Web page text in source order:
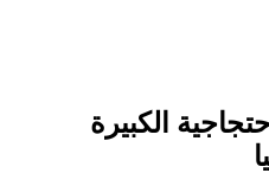
الكبيرة